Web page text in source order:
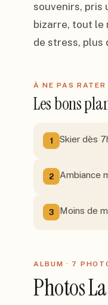
souvenirs, pris
bizarre, tout le
de stress, plus
À NE PAS RATER
Les bons
1 Skier dès
2 Ambiance
3 Moins de
ALBUM · 7
Photos